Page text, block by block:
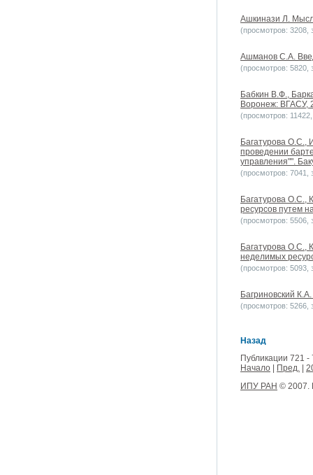
Ашкинази Л.
(просмотров: 3208,
Ашманов С.А.
(просмотров: 5820,
Бабкин В.Ф.,
Воронеж: ВГАСУ,
(просмотров:
Багатурова О.С.,
проведении
управления"".
(просмотров: 7041,
Багатурова О.С.,
ресурсов путем
(просмотров: 5506,
Багатурова О.С.,
неделимых
(просмотров: 5093,
Багриновский
(просмотров: 5266,
Назад
Публикации 721 -
Начало
Пред.
ИПУ РАН © 2007.